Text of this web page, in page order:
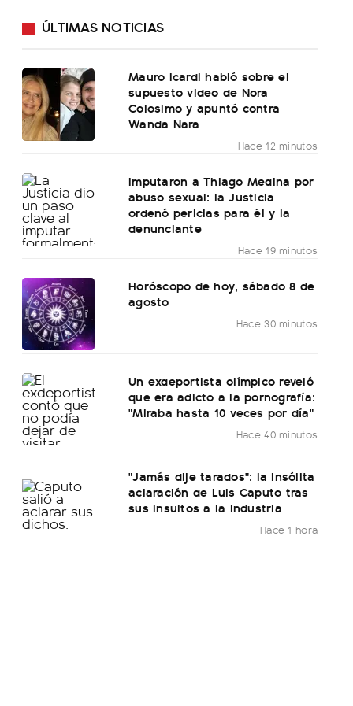
ÚLTIMAS NOTICIAS
Mauro Icardi habló sobre el
supuesto video de Nora
Colosimo y apuntó contra
Wanda Nara
Hace 12 minutos
Imputaron a Thiago Medina por
abuso sexual: la Justicia
ordenó pericias para él y la
denunciante
Hace 19 minutos
Horóscopo de hoy, sábado 8 de
agosto
Hace 30 minutos
Un exdeportista olímpico reveló
que era adicto a la pornografía:
"Miraba hasta 10 veces por día"
Hace 40 minutos
"Jamás dije tarados": la insólita
aclaración de Luis Caputo tras
sus insultos a la industria
Hace 1 hora